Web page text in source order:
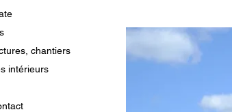
chantiers
intérieurs